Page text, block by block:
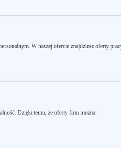
W naszej ofercie znajdziesz oferty
Dzięki temu, że oferty firm można